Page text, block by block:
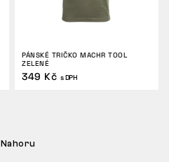
PÁNSKÉ TRIČKO MACHR TOOL
ZELENÉ
349 Kč s DPH
Nahoru